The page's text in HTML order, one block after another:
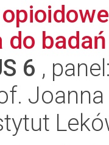
do
6 ,
Joanna